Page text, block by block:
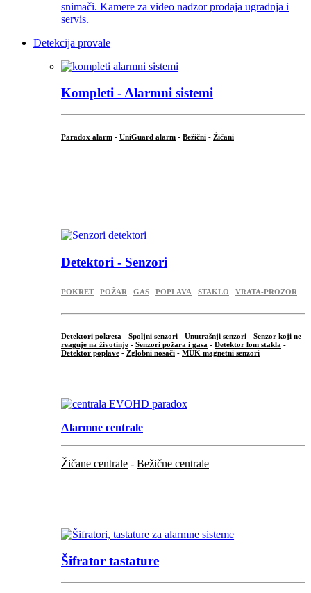
Detekcija provale
Kompleti - Alarmni sistemi
Paradox alarm - UniGuard alarm - Bežični - Žičani
Detektori - Senzori
POKRET POŽAR GAS POPLAVA STAKLO VRATA-PROZOR
Detektori pokreta - Spoljni senzori - Unutrašnji senzori - Senzor koji ne
reaguje na životinje - Senzori požara i gasa - Detektor lom stakla -
Detektor poplave - Zglobni nosači - MUK magnetni senzori
Alarmne centrale
Žičane centrale - Bežične centrale
Šifrator tastature